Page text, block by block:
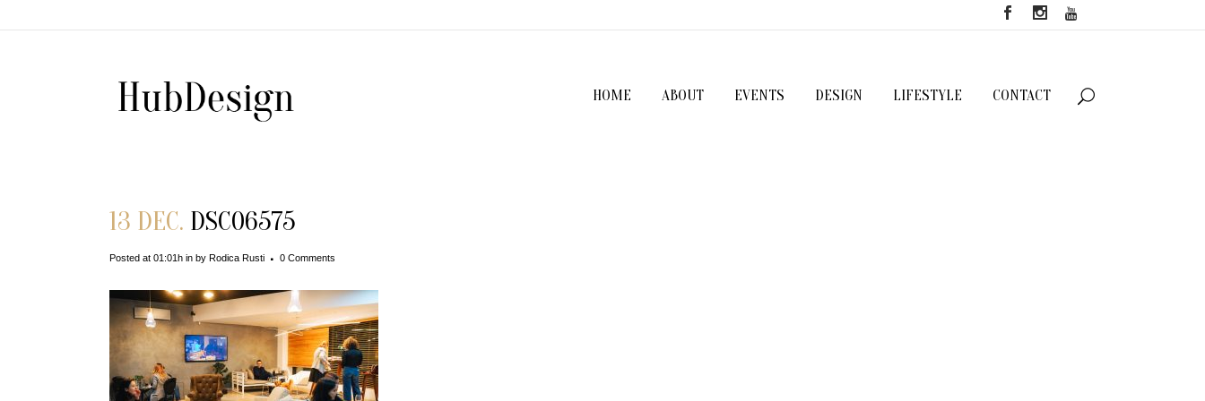
HOME ABOUT EVENTS DESIGN LIFESTYLE CONTACT
13 DEC. DSC06575
Posted at 01:01h in by Rodica Rusti 0 Comments